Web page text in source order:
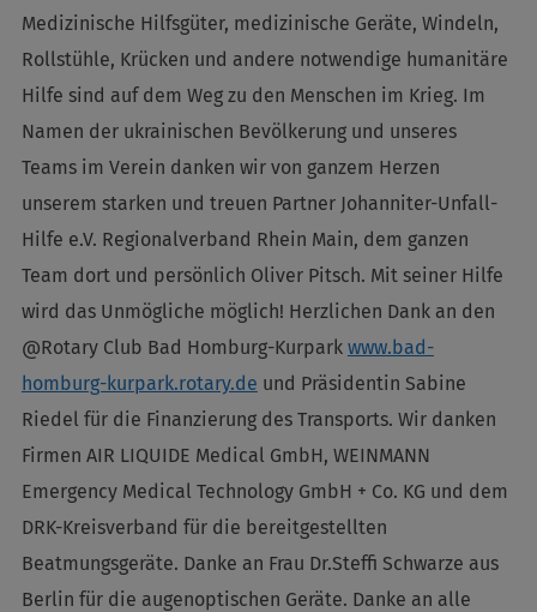
Medizinische Hilfsgüter, medizinische Geräte, Windeln,
Rollstühle, Krücken und andere notwendige humanitäre
Hilfe sind auf dem Weg zu den Menschen im Krieg. Im
Namen der ukrainischen Bevölkerung und unseres
Teams im Verein danken wir von ganzem Herzen
unserem starken und treuen Partner Johanniter-Unfall-
Hilfe e.V. Regionalverband Rhein Main, dem ganzen
Team dort und persönlich Oliver Pitsch. Mit seiner Hilfe
wird das Unmögliche möglich! Herzlichen Dank an den
@Rotary Club Bad Homburg-Kurpark www.bad-
homburg-kurpark.rotary.de und Präsidentin Sabine
Riedel für die Finanzierung des Transports. Wir danken
Firmen AIR LIQUIDE Medical GmbH, WEINMANN
Emergency Medical Technology GmbH + Co. KG und dem
DRK-Kreisverband für die bereitgestellten
Beatmungsgeräte. Danke an Frau Dr.Steffi Schwarze aus
Berlin für die augenoptischen Geräte. Danke an alle